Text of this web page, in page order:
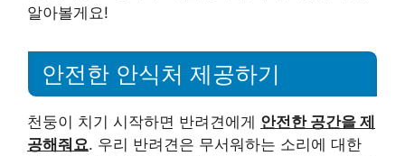
알아볼게요!
안전한 안식처 제공하기
천둥이 치기 시작하면 반려견에게 안전한 공간을 제
공해줘요. 우리 반려견은 무서워하는 소리에 대한